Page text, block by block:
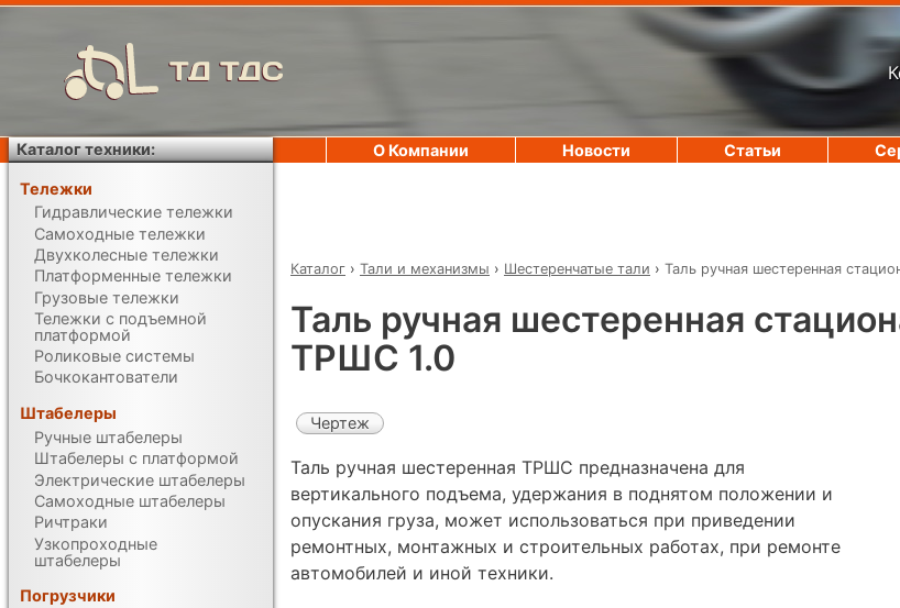
ТД ТДС
Каталог › Тали и механизмы › Шестеренчатые тали › Таль ручная шестеренная
Таль ручная шестеренная
ТРШС 1.0
Чертеж
Таль ручная шестеренная ТРШС предназначена для
вертикального подъема, удержания в поднятом положении и
опускания груза, может использоваться при приведении
ремонтных, монтажных и строительных работах, при ремонте
автомобилей и иной техники.
О Компании Новости Статьи
Каталог техники:
Тележки
Гидравлические тележки
Самоходные тележки
Двухколесные тележки
Платформенные тележки
Грузовые тележки
Тележки с подъемной
платформой
Роликовые системы
Бочкокантователи
Штабелеры
Ручные штабелеры
Штабелеры с платформой
Электрические штабелеры
Самоходные штабелеры
Ричтраки
Узкопроходные
штабелеры
Погрузчики